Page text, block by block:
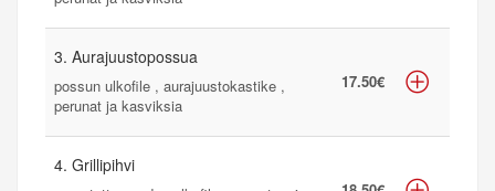
3. Aurajuustopossua
possun ulkofile , aurajuustokastike ,
perunat ja kasviksia
17.50€
4. Grillipihvi